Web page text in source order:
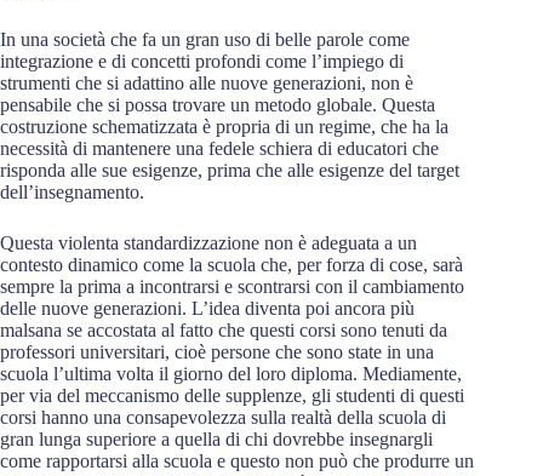
In una società che fa un gran uso di belle parole come
integrazione e di concetti profondi come l’impiego di
strumenti che si adattino alle nuove generazioni, non è
pensabile che si possa trovare un metodo globale. Questa
costruzione schematizzata è propria di un regime, che ha la
necessità di mantenere una fedele schiera di educatori che
risponda alle sue esigenze, prima che alle esigenze del target
dell’insegnamento.
Questa violenta standardizzazione non è adeguata a un
contesto dinamico come la scuola che, per forza di cose, sarà
sempre la prima a incontrarsi e scontrarsi con il cambiamento
delle nuove generazioni. L’idea diventa poi ancora più
malsana se accostata al fatto che questi corsi sono tenuti da
professori universitari, cioè persone che sono state in una
scuola l’ultima volta il giorno del loro diploma. Mediamente,
per via del meccanismo delle supplenze, gli studenti di questi
corsi hanno una consapevolezza sulla realtà della scuola di
gran lunga superiore a quella di chi dovrebbe insegnargli
come rapportarsi alla scuola e questo non può che produrre un